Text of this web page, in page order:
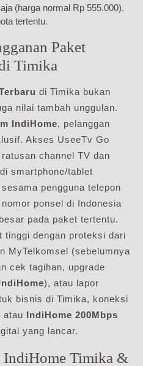
(harga normal Rp 555.000).
tertentu.
Paket
Timika
di Timika bukan
nilai tambah unggulan.
IndiHome, pelanggan
Akses UseeTv Go
channel TV dan
smartphone/tablet
pengguna telepon
ponsel di Indonesia
pada paket tertentu.
tinggi dengan proteksi dari
MyTelkomsel (sebelumnya
cek tagihan, upgrade
), atau lapor
bisnis di Timika, koneksi
atau IndiHome 200Mbps
yang lancar.
IndiHome Timika &